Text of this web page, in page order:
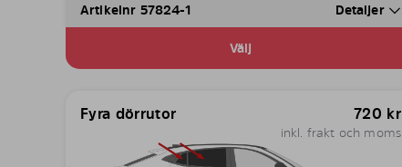
Artikelnr 57824-1 Detaljer
Välj
Fyra dörrutor 720 kr
inkl. frakt och moms